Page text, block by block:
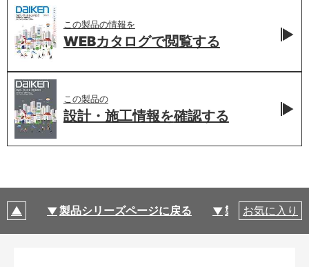
この製品の情報を
WEBカタログで閲覧する
この製品の
設計・施工情報を確認する
製品シリーズページに戻る 製品仕様
お気に入り